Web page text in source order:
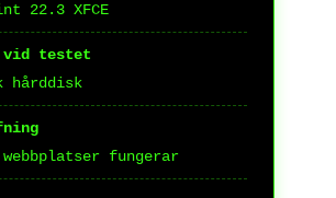
22.3 XFCE
vid testet
hårddisk
webbplatser fungerar